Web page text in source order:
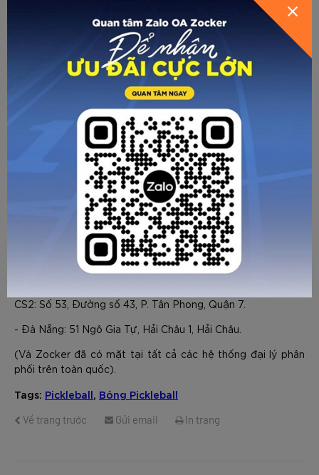
Quả bóng tập Pickleball Zockerlà vật dụng không thể
thiếu khi tập luyện và thi đấu. Việc sử dụng bóng sẽ giúp cải
thiện và nâng cao trải nghiệm cho người chơi!
Mua Bóng Pickleball chính hãng tại
ZOCKER - THỂ THAO TẠO NÊN SỨC MẠNH
☎ Hotline: 096 905 7088
- Hà Nội: Số 125 Vũ Tông Phan, P.Khương Trung, Q.Thanh
CS2: Số 53, Đường số 43, P. Tân Phong, Quận 7.
- Đà Nẵng: 51 Ngô Gia Tự, Hải Châu 1, Hải Châu.
(Và Zocker đã có mặt tại tất cả các hệ thống đại lý phân
phối trên toàn quốc).
Tags: Pickleball, Bóng Pickleball
Về trang trước Gửi email In trang
HƯỚNG DẪN CHỌN SIZE
GỬI TƯ VẤN HỦY